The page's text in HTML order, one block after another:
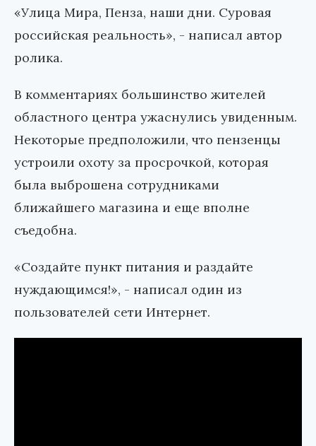
«Улица Мира, Пенза, наши дни. Суровая
российская реальность», - написал автор
ролика.
В комментариях большинство жителей
областного центра ужаснулись увиденным.
Некоторые предположили, что пензенцы
устроили охоту за просрочкой, которая
была выброшена сотрудниками
ближайшего магазина и еще вполне
съедобна.
«Создайте пункт питания и раздайте
нуждающимся!», - написал один из
пользователей сети Интернет.